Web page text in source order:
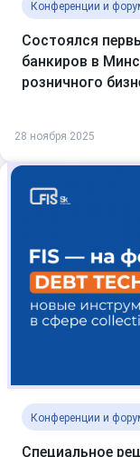
Конференции и
Состоялся
банкиров в
розничного
28 ноября 2025
Конференции и
Специальное